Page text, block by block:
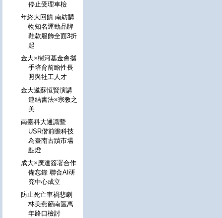
停止受理車檢
年終大回饋 南紡購
物知名運動品牌
鞋款服飾全面3折
起
金大×樹河基金會攜
手培育前瞻性長
照與社工人才
金大邀蘇恒賢演講
連結書法×宗教之
美
南臺科大通識暨
USR偕前瞻科技
為臺南古蹟市場
點燈
成大×廣達簽署合作
備忘錄 聯合AI研
究中心成立
防止死亡車禍悲劇
林美燕籲南區萬
年路口檢討